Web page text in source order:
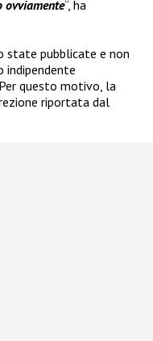
ovviamente“, ha
state pubblicate e non
indipendente
questo motivo, la
riportata dal